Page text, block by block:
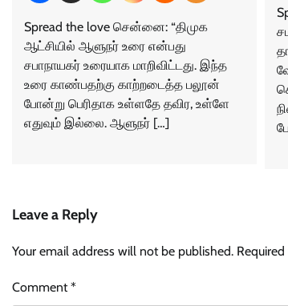
Spread the love சென்னை: “திமுக
ஆட்சியில் ஆளுநர் உரை என்பது
சபாநாயகர் உரையாக மாறிவிட்டது. இந்த
உரை காண்பதற்கு காற்றடைத்த பலூன்
போன்று பெரிதாக உள்ளதே தவிர, உள்ளே
எதுவும் இல்லை. ஆளுநர் […]
Leave a Reply
Your email address will not be published.
Comment*